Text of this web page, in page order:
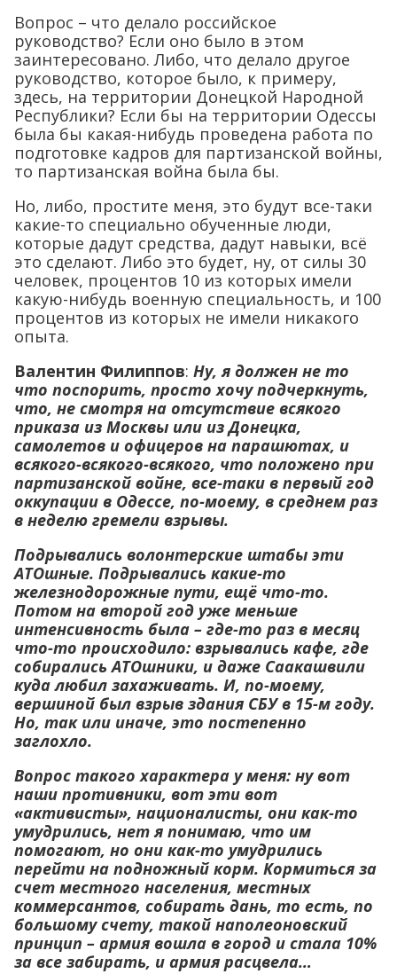
Вопрос – что делало российское
руководство? Если оно было в этом
заинтересовано. Либо, что делало другое
руководство, которое было, к примеру,
здесь, на территории Донецкой Народной
Республики? Если бы на территории Одессы
была бы какая-нибудь проведена работа по
подготовке кадров для партизанской войны,
то партизанская война была бы.
Но, либо, простите меня, это будут все-таки
какие-то специально обученные люди,
которые дадут средства, дадут навыки, всё
это сделают. Либо это будет, ну, от силы 30
человек, процентов 10 из которых имели
какую-нибудь военную специальность, и 100
процентов из которых не имели никакого
опыта.
Валентин Филиппов: Ну, я должен не то
что поспорить, просто хочу подчеркнуть,
что, не смотря на отсутствие всякого
приказа из Москвы или из Донецка,
самолетов и офицеров на парашютах, и
всякого-всякого-всякого, что положено при
партизанской войне, все-таки в первый год
оккупации в Одессе, по-моему, в среднем раз
в неделю гремели взрывы.
Подрывались волонтерские штабы эти
АТОшные. Подрывались какие-то
железнодорожные пути, ещё что-то.
Потом на второй год уже меньше
интенсивность была – где-то раз в месяц
что-то происходило: взрывались кафе, где
собирались АТОшники, и даже Саакашвили
куда любил захаживать. И, по-моему,
вершиной был взрыв здания СБУ в 15-м году.
Но, так или иначе, это постепенно
заглохло.
Вопрос такого характера у меня: ну вот
наши противники, вот эти вот
«активисты», националисты, они как-то
умудрились, нет я понимаю, что им
помогают, но они как-то умудрились
перейти на подножный корм. Кормиться за
счет местного населения, местных
коммерсантов, собирать дань, то есть, по
большому счету, такой наполеоновский
принцип – армия вошла в город и стала 10%
за все забирать, и армия расцвела…